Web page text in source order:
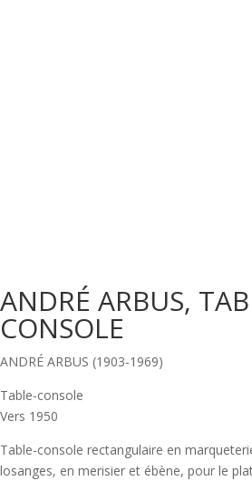
ANDRÉ ARBUS,
CONSOLE
ANDRÉ ARBUS (1903-1969)
Table-console
Vers 1950
Table-console rectangulaire en
losanges, en merisier et ébène, pour le